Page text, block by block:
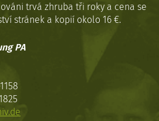
trvá zhruba tři roky a cena se
stránek a kopií okolo 16 €.
PA